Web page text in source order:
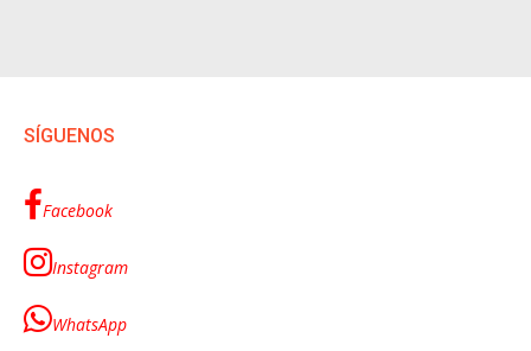
SÍGUENOS
Facebook
Instagram
WhatsApp